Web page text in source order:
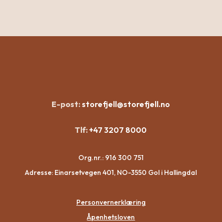
E-post:storefjell@storefjell.no
Tlf:+47 3207 8000
Org.nr.: 916 300 751
Adresse: Einarsetvegen 401, NO-3550 Gol i Hallingdal
Personvernerklæring
Åpenhetsloven